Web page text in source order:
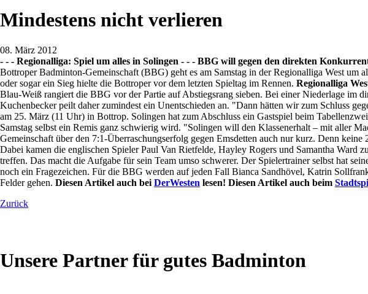
Mindestens nicht verlieren
08. März 2012
- - - Regionalliga: Spiel um alles in Solingen - - - BBG will gegen den direkten
Bottroper Badminton-Gemeinschaft (BBG) geht es am Samstag in der Regionalliga West
oder sogar ein Sieg hielte die Bottroper vor dem letzten Spieltag im Rennen. Regionalliga
Blau-Weiß rangiert die BBG vor der Partie auf Abstiegsrang sieben. Bei einer Niederlage im
Kuchenbecker peilt daher zumindest ein Unentschieden an. "Dann hätten wir zum Schluss
am 25. März (11 Uhr) in Bottrop. Solingen hat zum Abschluss ein Gastspiel beim
Samstag selbst ein Remis ganz schwierig wird. "Solingen will den Klassenerhalt – mit aller
Gemeinschaft über den 7:1-Überraschungserfolg gegen Emsdetten auch nur kurz. Denn
Dabei kamen die englischen Spieler Paul Van Rietfelde, Hayley Rogers und Samantha Ward
treffen. Das macht die Aufgabe für sein Team umso schwerer. Der Spielertrainer selbst hat
noch ein Fragezeichen. Für die BBG werden auf jeden Fall Bianca Sandhövel, Katrin
Felder gehen. Diesen Artikel auch bei DerWesten lesen! Diesen Artikel auch beim
Zurück
Unsere Partner für gutes Badminton